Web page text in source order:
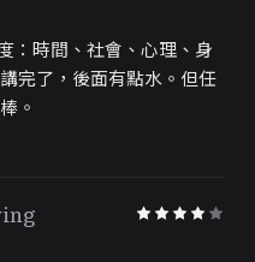
：時間、社會、心理、身
完了，後面有點水。但任
。